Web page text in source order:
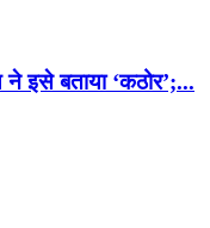
इसे बताया ‘कठोर’;...